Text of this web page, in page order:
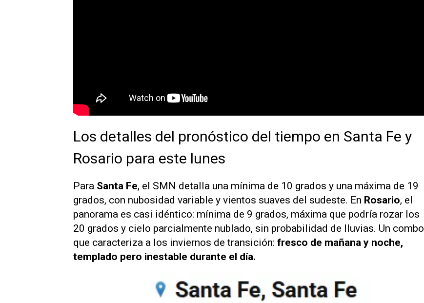
Los detalles del pronóstico del tiempo en Santa Fe y
Rosario para este lunes
Para Santa Fe, el SMN detalla una mínima de 10 grados y una máxima de 19
grados, con nubosidad variable y vientos suaves del sudeste. En Rosario, el
panorama es casi idéntico: mínima de 9 grados, máxima que podría rozar los
20 grados y cielo parcialmente nublado, sin probabilidad de lluvias. Un combo
que caracteriza a los inviernos de transición: fresco de mañana y noche,
templado pero inestable durante el día.